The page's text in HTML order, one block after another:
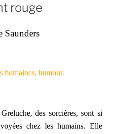
rouge
Saunders
humaines, humour.
des sorcières, sont si
chez les humains. Elle